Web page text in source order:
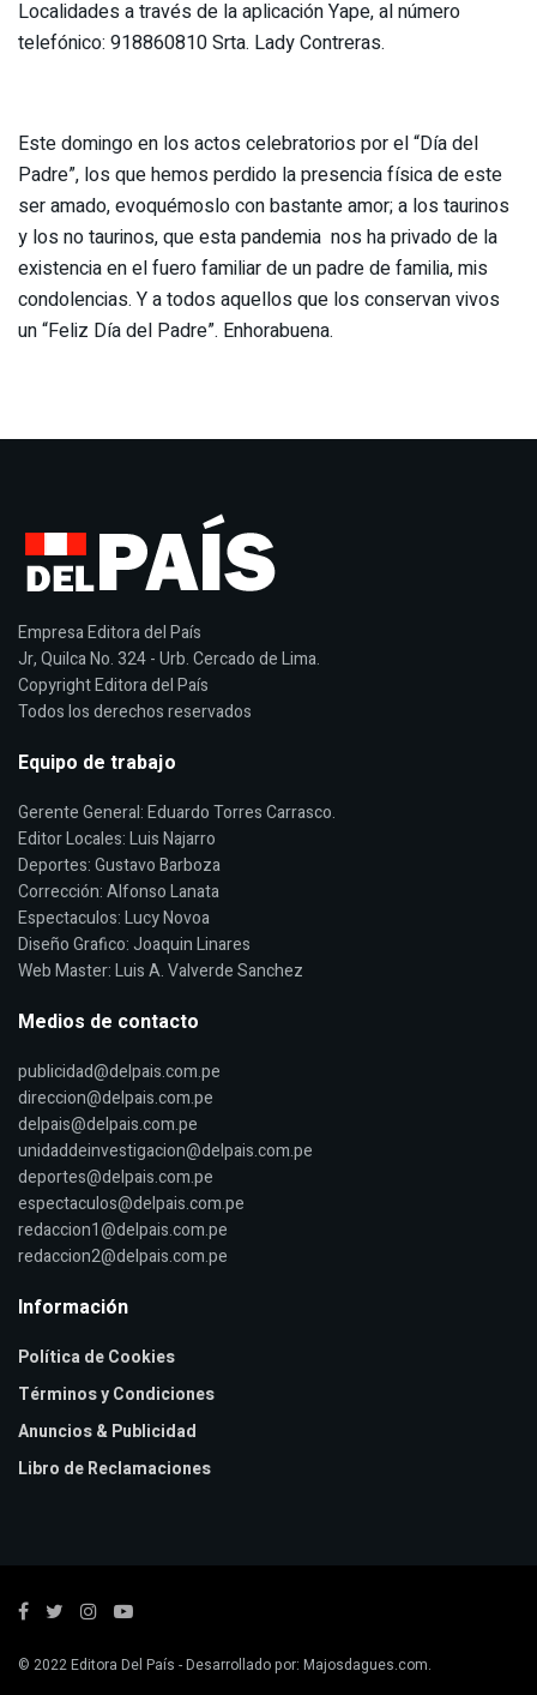
Localidades a través de la aplicación Yape, al número
telefónico: 918860810 Srta. Lady Contreras.
Este domingo en los actos celebratorios por el “Día del
Padre”, los que hemos perdido la presencia física de este
ser amado, evoquémoslo con bastante amor; a los taurinos
y los no taurinos, que esta pandemia nos ha privado de la
existencia en el fuero familiar de un padre de familia, mis
condolencias. Y a todos aquellos que los conservan vivos
un “Feliz Día del Padre”. Enhorabuena.
Empresa Editora del País
Jr, Quilca No. 324 - Urb. Cercado de Lima.
Copyright Editora del País
Todos los derechos reservados
Equipo de trabajo
Gerente General: Eduardo Torres Carrasco.
Editor Locales: Luis Najarro
Deportes: Gustavo Barboza
Corrección: Alfonso Lanata
Espectaculos: Lucy Novoa
Diseño Grafico: Joaquin Linares
Web Master: Luis A. Valverde Sanchez
Medios de contacto
publicidad@delpais.com.pe
direccion@delpais.com.pe
delpais@delpais.com.pe
unidaddeinvestigacion@delpais.com.pe
deportes@delpais.com.pe
espectaculos@delpais.com.pe
redaccion1@delpais.com.pe
redaccion2@delpais.com.pe
Información
Política de Cookies
Términos y Condiciones
Anuncios & Publicidad
Libro de Reclamaciones
© 2022Editora Del País - Desarrollado por: Majosdagues.com.